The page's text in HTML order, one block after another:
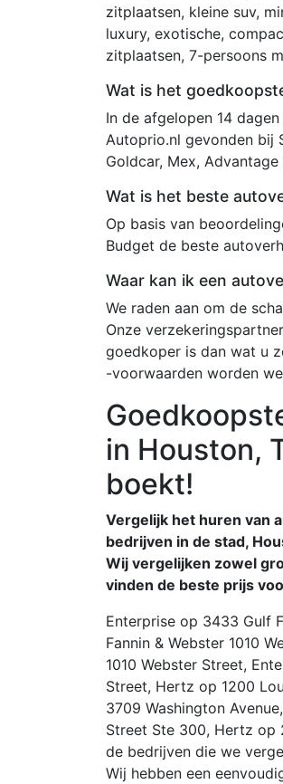
zitplaatsen, kleine suv,
luxury, exotische,
zitplaatsen, 7-persoons
Wat is het
In de afgelopen 14
Autoprio.nl gevonden bij
Goldcar, Mex, Advantage
Wat is het beste
Op basis van
Budget de beste
Waar kan ik een
We raden aan om de
Onze
goedkoper is dan wat u
-voorwaarden worden
in Houston,
boekt!
Vergelijk het huren van
bedrijven in de stad,
Wij vergelijken zowel
vinden de beste prijs
Enterprise op 3433 Gulf
Fannin & Webster 1010
1010 Webster Street,
Street, Hertz op 1200
3709 Washington
Street Ste 300, Hertz op
de bedrijven die we
Wij hebben een